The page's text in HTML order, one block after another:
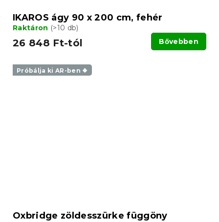
IKAROS ágy 90 x 200 cm, fehér
Raktáron (>10 db)
26 848 Ft-tól Bővebben
Próbálja ki AR-ben ❖
Oxbridge zöldesszürke függöny